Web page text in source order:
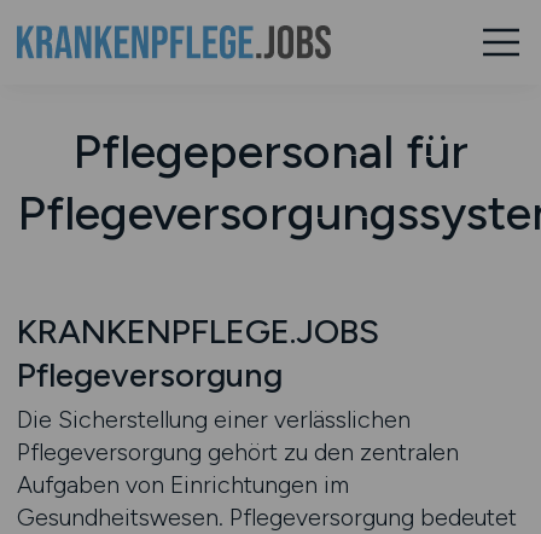
Pflegepersonal für
KRANKENPFLEGE.JOBS
Pflegeversorgung
Die Sicherstellung einer verlässlichen
Pflegeversorgung gehört zu den zentralen
Aufgaben von Einrichtungen im
Gesundheitswesen. Pflegeversorgung bedeutet